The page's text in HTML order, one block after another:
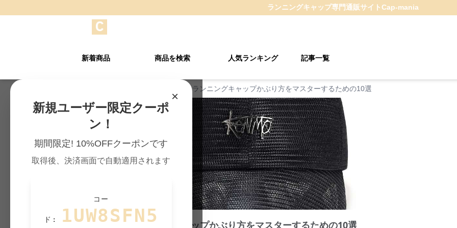
ランニングキャップ専門通販サイトCap-mania
新着商品 商品を検索 人気ランキング 記事一覧
×
新規ユーザー限定クーポ
ン！
期間限定! 10%OFFクーポンです
取得後、決済画面で自動適用されます
コー
ド: 1UW8SFN5
ランニングキャップかぶり方をマスターするための10選
ランニングキャップかぶり方をマスターするための10選